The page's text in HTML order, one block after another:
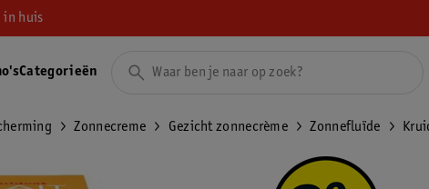
in huis
Categorieën
Zonnecreme Gezicht zonnecrème Zonnefluïde